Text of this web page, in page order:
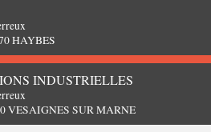
HAYBES
INDUSTRIELLES
VESAIGNES SUR MARNE